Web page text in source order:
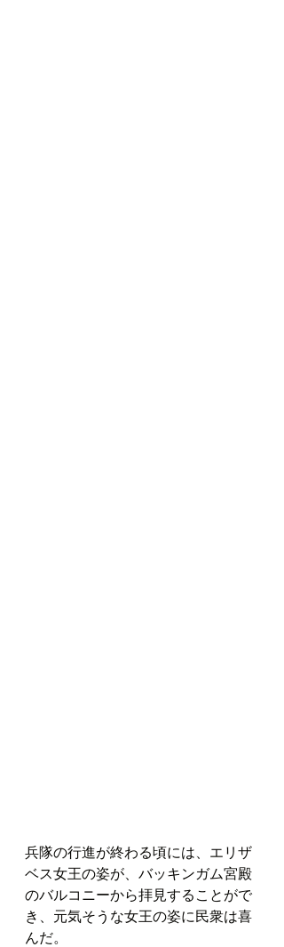
兵隊の行進が終わる頃には、エリザ
ベス女王の姿が、バッキンガム宮殿
のバルコニーから拝見することがで
き、元気そうな女王の姿に民衆は喜
んだ。